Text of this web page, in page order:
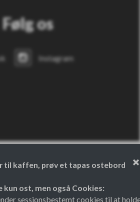
til kaffen, prøv et tapas ostebord
kun ost, men også Cookies:
sessionsbestemt cookies til at
Følg os
Instagram
Theme by